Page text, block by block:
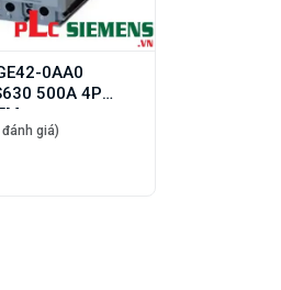
0AA0
500A 4P
ATFM
đánh giá)